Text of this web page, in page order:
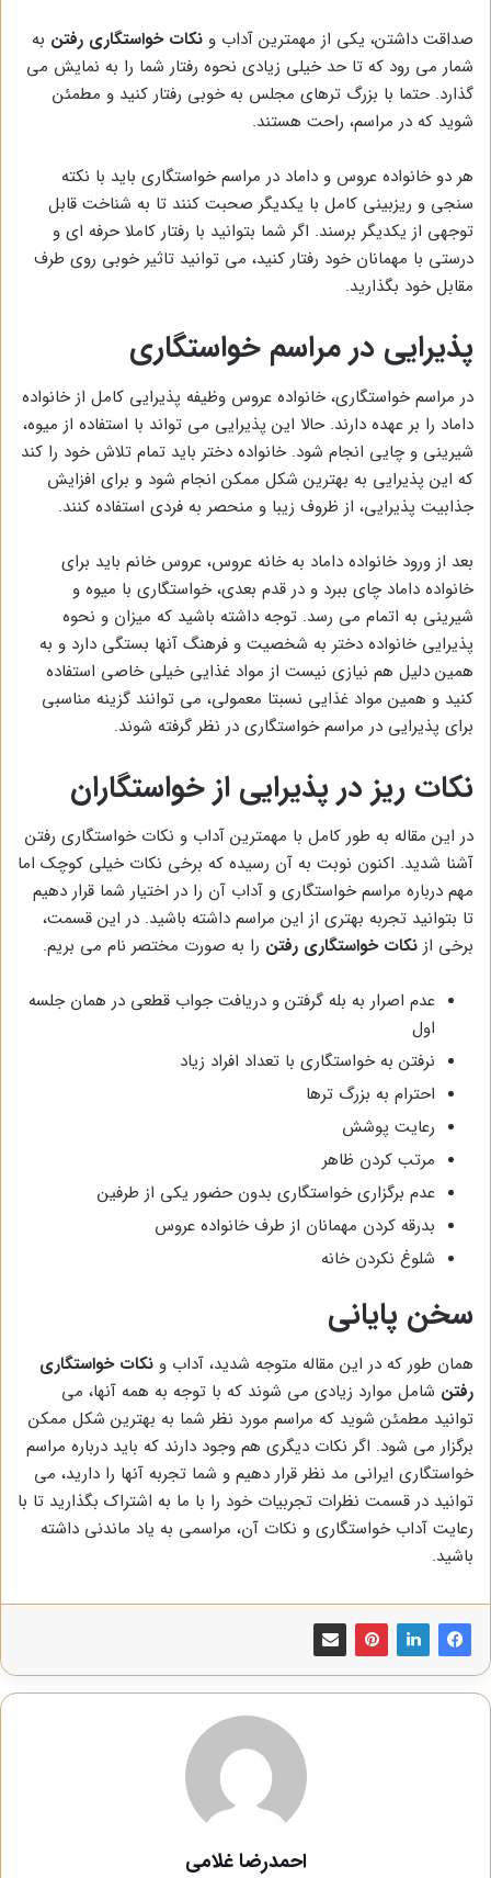
صداقت داشتن، یکی از مهمترین آداب و نکات خواستگاری رفتن به
شمار می رود که تا حد خیلی زیادی نحوه رفتار شما را به نمایش می
گذارد. حتما با بزرگ ترهای مجلس به خوبی رفتار کنید و مطمئن
شوید که در مراسم، راحت هستند.
هر دو خانواده عروس و داماد در مراسم خواستگاری باید با نکته
سنجی و ریزبینی کامل با یکدیگر صحبت کنند تا به شناخت قابل
توجهی از یکدیگر برسند. اگر شما بتوانید با رفتار کاملا حرفه ای و
درستی با مهمانان خود رفتار کنید، می توانید تاثیر خوبی روی طرف
مقابل خود بگذارید.
پذیرایی در مراسم خواستگاری
در مراسم خواستگاری، خانواده عروس وظیفه پذیرایی کامل از خانواده
داماد را بر عهده دارند. حالا این پذیرایی می تواند با استفاده از میوه،
شیرینی و چایی انجام شود. خانواده دختر باید تمام تلاش خود را کند
که این پذیرایی به بهترین شکل ممکن انجام شود و برای افزایش
جذابیت پذیرایی، از ظروف زیبا و منحصر به فردی استفاده کنند.
بعد از ورود خانواده داماد به خانه عروس، عروس خانم باید برای
خانواده داماد چای ببرد و در قدم بعدی، خواستگاری با میوه و
شیرینی به اتمام می رسد. توجه داشته باشید که میزان و نحوه
پذیرایی خانواده دختر به شخصیت و فرهنگ آنها بستگی دارد و به
همین دلیل هم نیازی نیست از مواد غذایی خیلی خاصی استفاده
کنید و همین مواد غذایی نسبتا معمولی، می توانند گزینه مناسبی
برای پذیرایی در مراسم خواستگاری در نظر گرفته شوند.
نکات ریز در پذیرایی از خواستگاران
در این مقاله به طور کامل با مهمترین آداب و نکات خواستگاری رفتن
آشنا شدید. اکنون نوبت به آن رسیده که برخی نکات خیلی کوچک اما
مهم درباره مراسم خواستگاری و آداب آن را در اختیار شما قرار دهیم
تا بتوانید تجربه بهتری از این مراسم داشته باشید. در این قسمت،
برخی از نکات خواستگاری رفتن را به صورت مختصر نام می بریم.
عدم اصرار به بله گرفتن و دریافت جواب قطعی در همان جلسه
اول
نرفتن به خواستگاری با تعداد افراد زیاد
احترام به بزرگ ترها
رعایت پوشش
مرتب کردن ظاهر
عدم برگزاری خواستگاری بدون حضور یکی از طرفین
بدرقه کردن مهمانان از طرف خانواده عروس
شلوغ نکردن خانه
سخن پایانی
همان طور که در این مقاله متوجه شدید، آداب و نکات خواستگاری
رفتن شامل موارد زیادی می شوند که با توجه به همه آنها، می
توانید مطمئن شوید که مراسم مورد نظر شما به بهترین شکل ممکن
برگزار می شود. اگر نکات دیگری هم وجود دارند که باید درباره مراسم
خواستگاری ایرانی مد نظر قرار دهیم و شما تجربه آنها را دارید، می
توانید در قسمت نظرات تجربیات خود را با ما به اشتراک بگذارید تا با
رعایت آداب خواستگاری و نکات آن، مراسمی به یاد ماندنی داشته
باشید.
احمدرضا غلامی